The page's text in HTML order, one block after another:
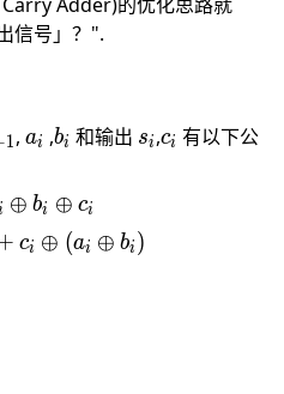
信号」？".
1, a_i
ai ,b_i
bi 和输出 s_i
si,c_i
ci 有以下公
s_i =
a_i
\oplus
⊕ bi ⊕ ci
c_{i+1}
ci ⊕ (ai ⊕ bi)